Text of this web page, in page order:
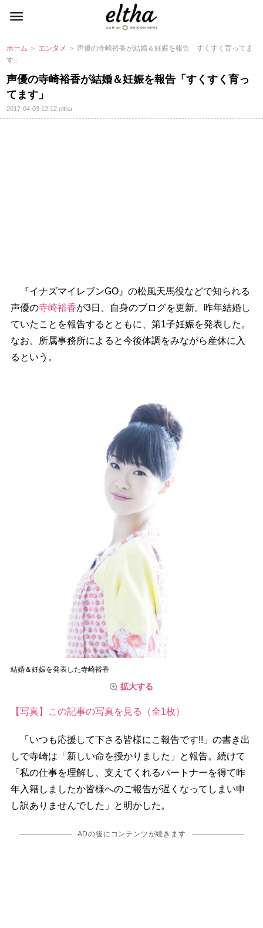
ホーム ＞ エンタメ ＞ 声優の寺崎裕香が結婚＆妊娠を報告「すくすく育ってま
す」
声優の寺崎裕香が結婚＆妊娠を報告「すくすく育っ
てます」
2017-04-03 12:12eltha
『イナズマイレブンGO』の松風天馬役などで知られる
声優の寺崎裕香が3日、自身のブログを更新。昨年結婚し
ていたことを報告するとともに、第1子妊娠を発表した。
なお、所属事務所によると今後体調をみながら産休に入
るという。
結婚＆妊娠を発表した寺崎裕香
拡大する
【写真】この記事の写真を見る（全1枚）
「いつも応援して下さる皆様にこ報告です!!」の書き出
しで寺崎は「新しい命を授かりました」と報告。続けて
「私の仕事を理解し、支えてくれるパートナーを得て昨
年入籍しましたか皆様へのご報告が遅くなってしまい申
し訳ありませんでした」と明かした。
ADの後にコンテンツが続きます